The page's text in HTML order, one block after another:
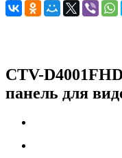
CTV-
панель для